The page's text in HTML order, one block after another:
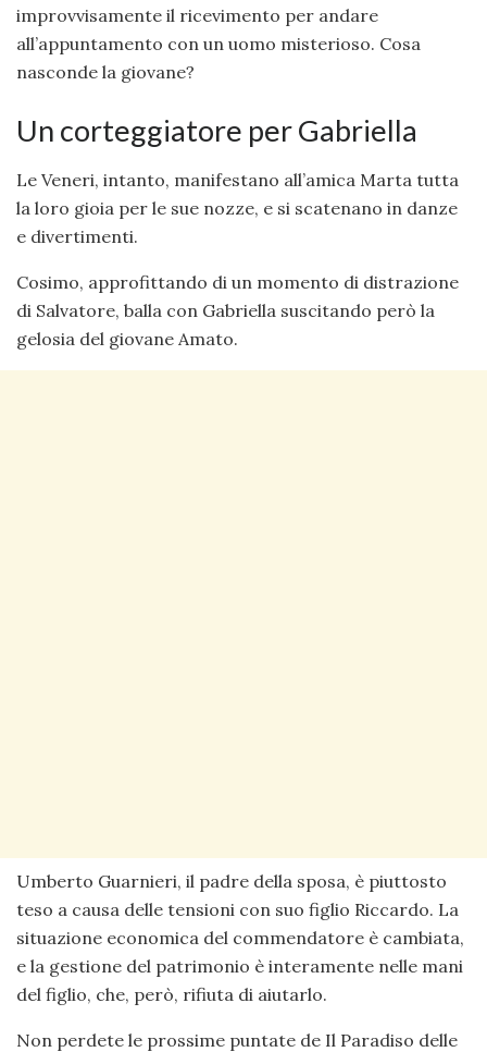
improvvisamente il ricevimento per andare
all’appuntamento con un uomo misterioso. Cosa
nasconde la giovane?
Un corteggiatore per Gabriella
Le Veneri, intanto, manifestano all’amica Marta tutta
la loro gioia per le sue nozze, e si scatenano in danze
e divertimenti.
Cosimo, approfittando di un momento di distrazione
di Salvatore, balla con Gabriella suscitando però la
gelosia del giovane Amato.
Umberto Guarnieri, il padre della sposa, è piuttosto
teso a causa delle tensioni con suo figlio Riccardo. La
situazione economica del commendatore è cambiata,
e la gestione del patrimonio è interamente nelle mani
del figlio, che, però, rifiuta di aiutarlo.
Non perdete le prossime puntate de Il Paradiso delle